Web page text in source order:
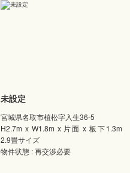
未設定
宮城県名取市植松字入生36-5
H2.7m x W1.8m x 片面 x 板下1.3m
2.9畳サイズ
物件状態 : 再交渉必要